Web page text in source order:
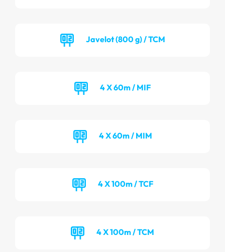
Javelot (800 g) / TCM
4 X 60m / MIF
4 X 60m / MIM
4 X 100m / TCF
4 X 100m / TCM